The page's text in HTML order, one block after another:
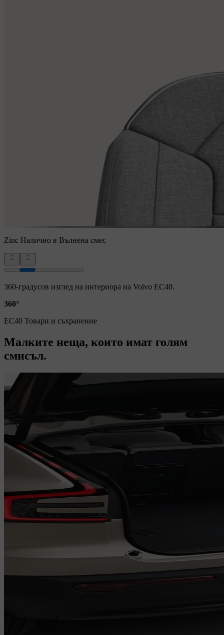
Zinc Налично в Вълнена смес
360-градусов изглед на интериора на Volvo EC40.
360°
EC40 Товари и съхранение
Малките неща, които имат голям
смисъл.